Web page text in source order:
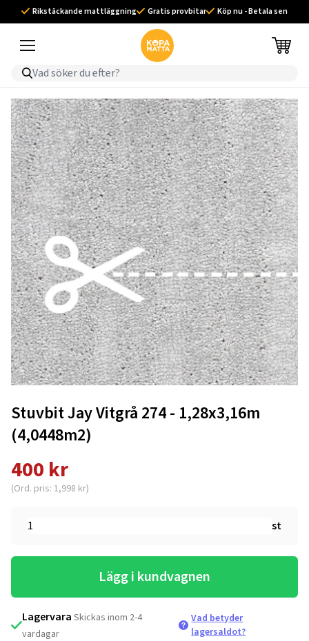
Rikstäckande mattläggning Gratis provbitar Köp nu - Betala sen
Stuvbit Jay Vitgrå 274 - 1,28x3,16m
(4,0448m2)
400 kr
(Ord. pris: 1,998 kr)
st
Lägg i kundvagnen
Lagervara Skickas inom 2-4
vardagar
Vad betyder
lagersaldot?